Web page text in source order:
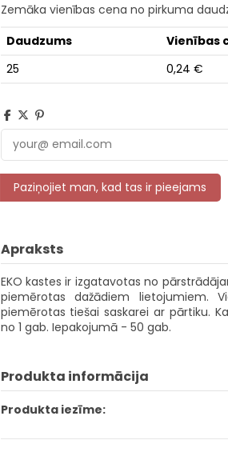
Zemāka vienības cena no pirkuma
Daudzums
Vienības
25
0,24 €
Apraksts
EKO kastes ir izgatavotas no
piemērotas dažādiem lietojumiem.
piemērotas tiešai saskarei ar pārtiku.
no 1 gab. Iepakojumā - 50 gab.
Produkta informācija
Produkta iezīme: